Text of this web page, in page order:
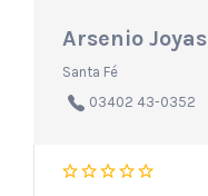
Arsenio Joyas
Santa Fé
03402 43-0352